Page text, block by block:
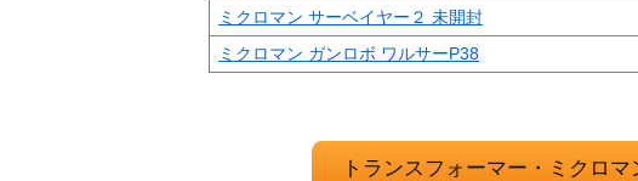
ミクロマン サーベイヤー２ 未開封
ミクロマン ガンロボ ワルサーP38
トランスフォーマー・ミクロ